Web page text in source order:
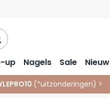
up Nagels Sale Nieuw
(*uitzonderingen) >